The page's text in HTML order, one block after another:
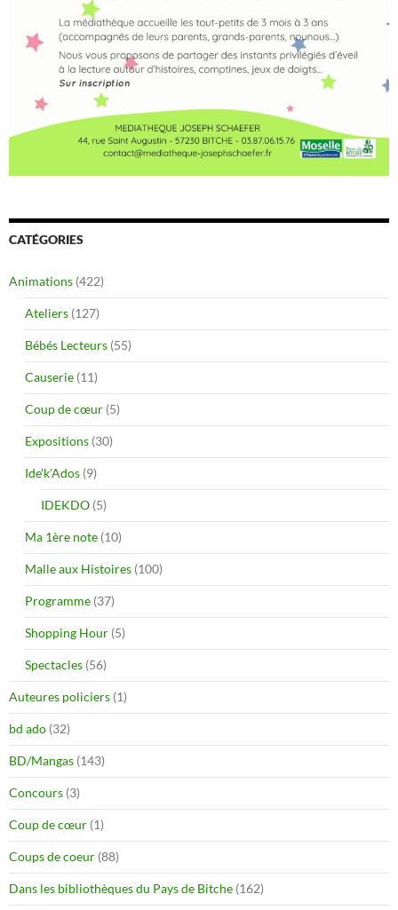
CATÉGORIES
Animations (422)
Ateliers (127)
Bébés Lecteurs (55)
Causerie (11)
Coup de cœur (5)
Expositions (30)
Ide'k'Ados (9)
IDEKDO (5)
Ma 1ère note (10)
Malle aux Histoires (100)
Programme (37)
Shopping Hour (5)
Spectacles (56)
Auteures policiers (1)
bd ado (32)
BD/Mangas (143)
Concours (3)
Coup de cœur (1)
Coups de coeur (88)
Dans les bibliothèques du Pays de Bitche (162)